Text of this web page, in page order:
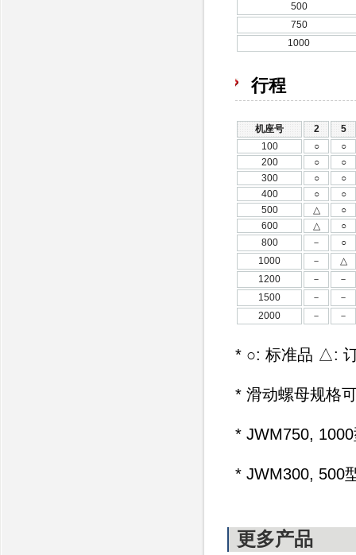
500
750
1000
行程
机座号 2
5
100
○
○
200
○
○
300
○
○
400
○
○
500
△
○
600
△
○
800
－
○
1000
－
△
1200
－
－
1500
－
－
2000
－ －
* ○: 标准品 △:
* 滑动螺母规格
* JWM750,
* JWM300, 500
更多产品